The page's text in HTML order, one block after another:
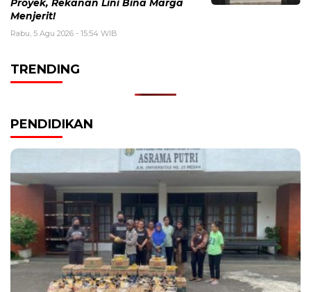
Proyek, Rekanan Lini Bina Marga
Menjerit!
Rabu, 5 Agu 2026 - 15:54 WIB
TRENDING
PENDIDIKAN